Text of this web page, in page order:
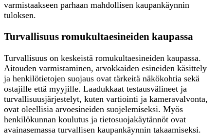
varmistaakseen parhaan mahdollisen kaupankäynnin
tuloksen.
Turvallisuus romukultaesineiden kaupassa
Turvallisuus on keskeistä romukultaesineiden kaupassa.
Aitouden varmistaminen, arvokkaiden esineiden käsittely
ja henkilötietojen suojaus ovat tärkeitä näkökohtia sekä
ostajille että myyjille. Laadukkaat testausvälineet ja
turvallisuusjärjestelyt, kuten vartiointi ja kameravalvonta,
ovat oleellisia arvoesineiden suojelemiseksi. Myös
henkilökunnan koulutus ja tietosuojakäytännöt ovat
avainasemassa turvallisen kaupankäynnin takaamiseksi.